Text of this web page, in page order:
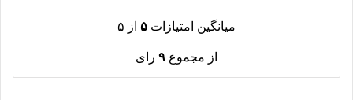
میانگین امتیازات ۵ از ۵
از مجموع ۹ رای